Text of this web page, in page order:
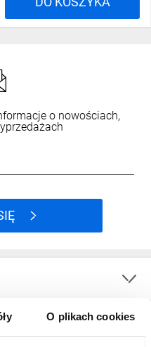
O plikach cookies
o nowościach,